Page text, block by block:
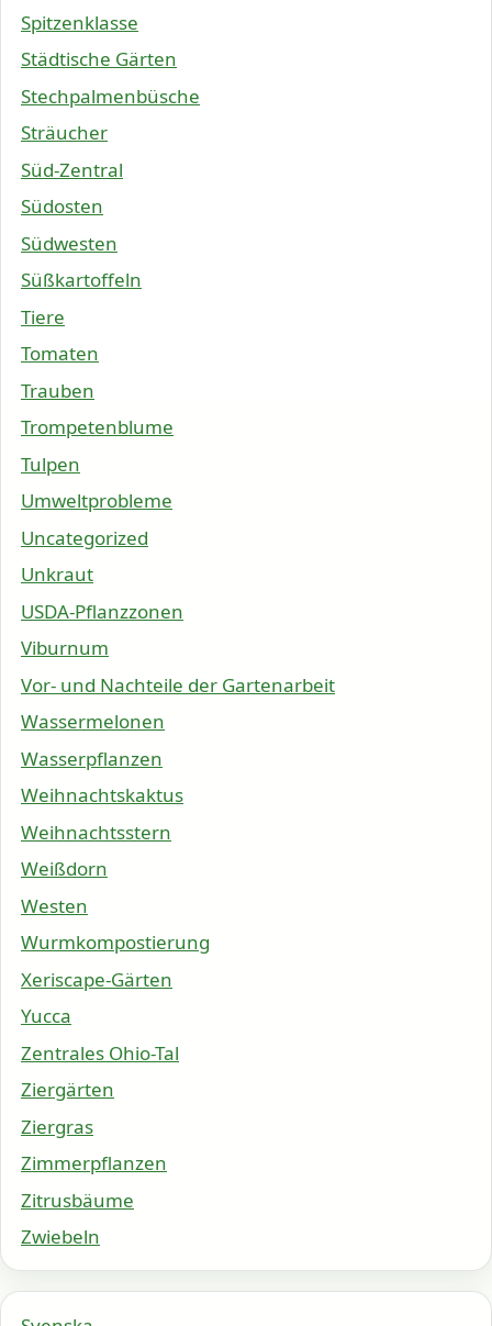
Spitzenklasse
Städtische Gärten
Stechpalmenbüsche
Sträucher
Süd-Zentral
Südosten
Südwesten
Süßkartoffeln
Tiere
Tomaten
Trauben
Trompetenblume
Tulpen
Umweltprobleme
Uncategorized
Unkraut
USDA-Pflanzzonen
Viburnum
Vor- und Nachteile der Gartenarbeit
Wassermelonen
Wasserpflanzen
Weihnachtskaktus
Weihnachtsstern
Weißdorn
Westen
Wurmkompostierung
Xeriscape-Gärten
Yucca
Zentrales Ohio-Tal
Ziergärten
Ziergras
Zimmerpflanzen
Zitrusbäume
Zwiebeln